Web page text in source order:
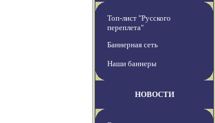
Топ-лист "Русского
переплета"
Баннерная сеть
Наши баннеры
НОВОСТИ